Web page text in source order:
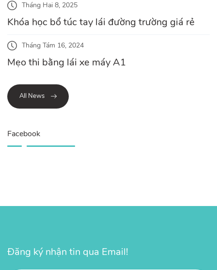
Tháng Hai 8, 2025
Khóa học bổ túc tay lái đường trường giá rẻ
Tháng Tám 16, 2024
Mẹo thi bằng lái xe máy A1
All News
Facebook
Đăng ký nhận tin qua Email!